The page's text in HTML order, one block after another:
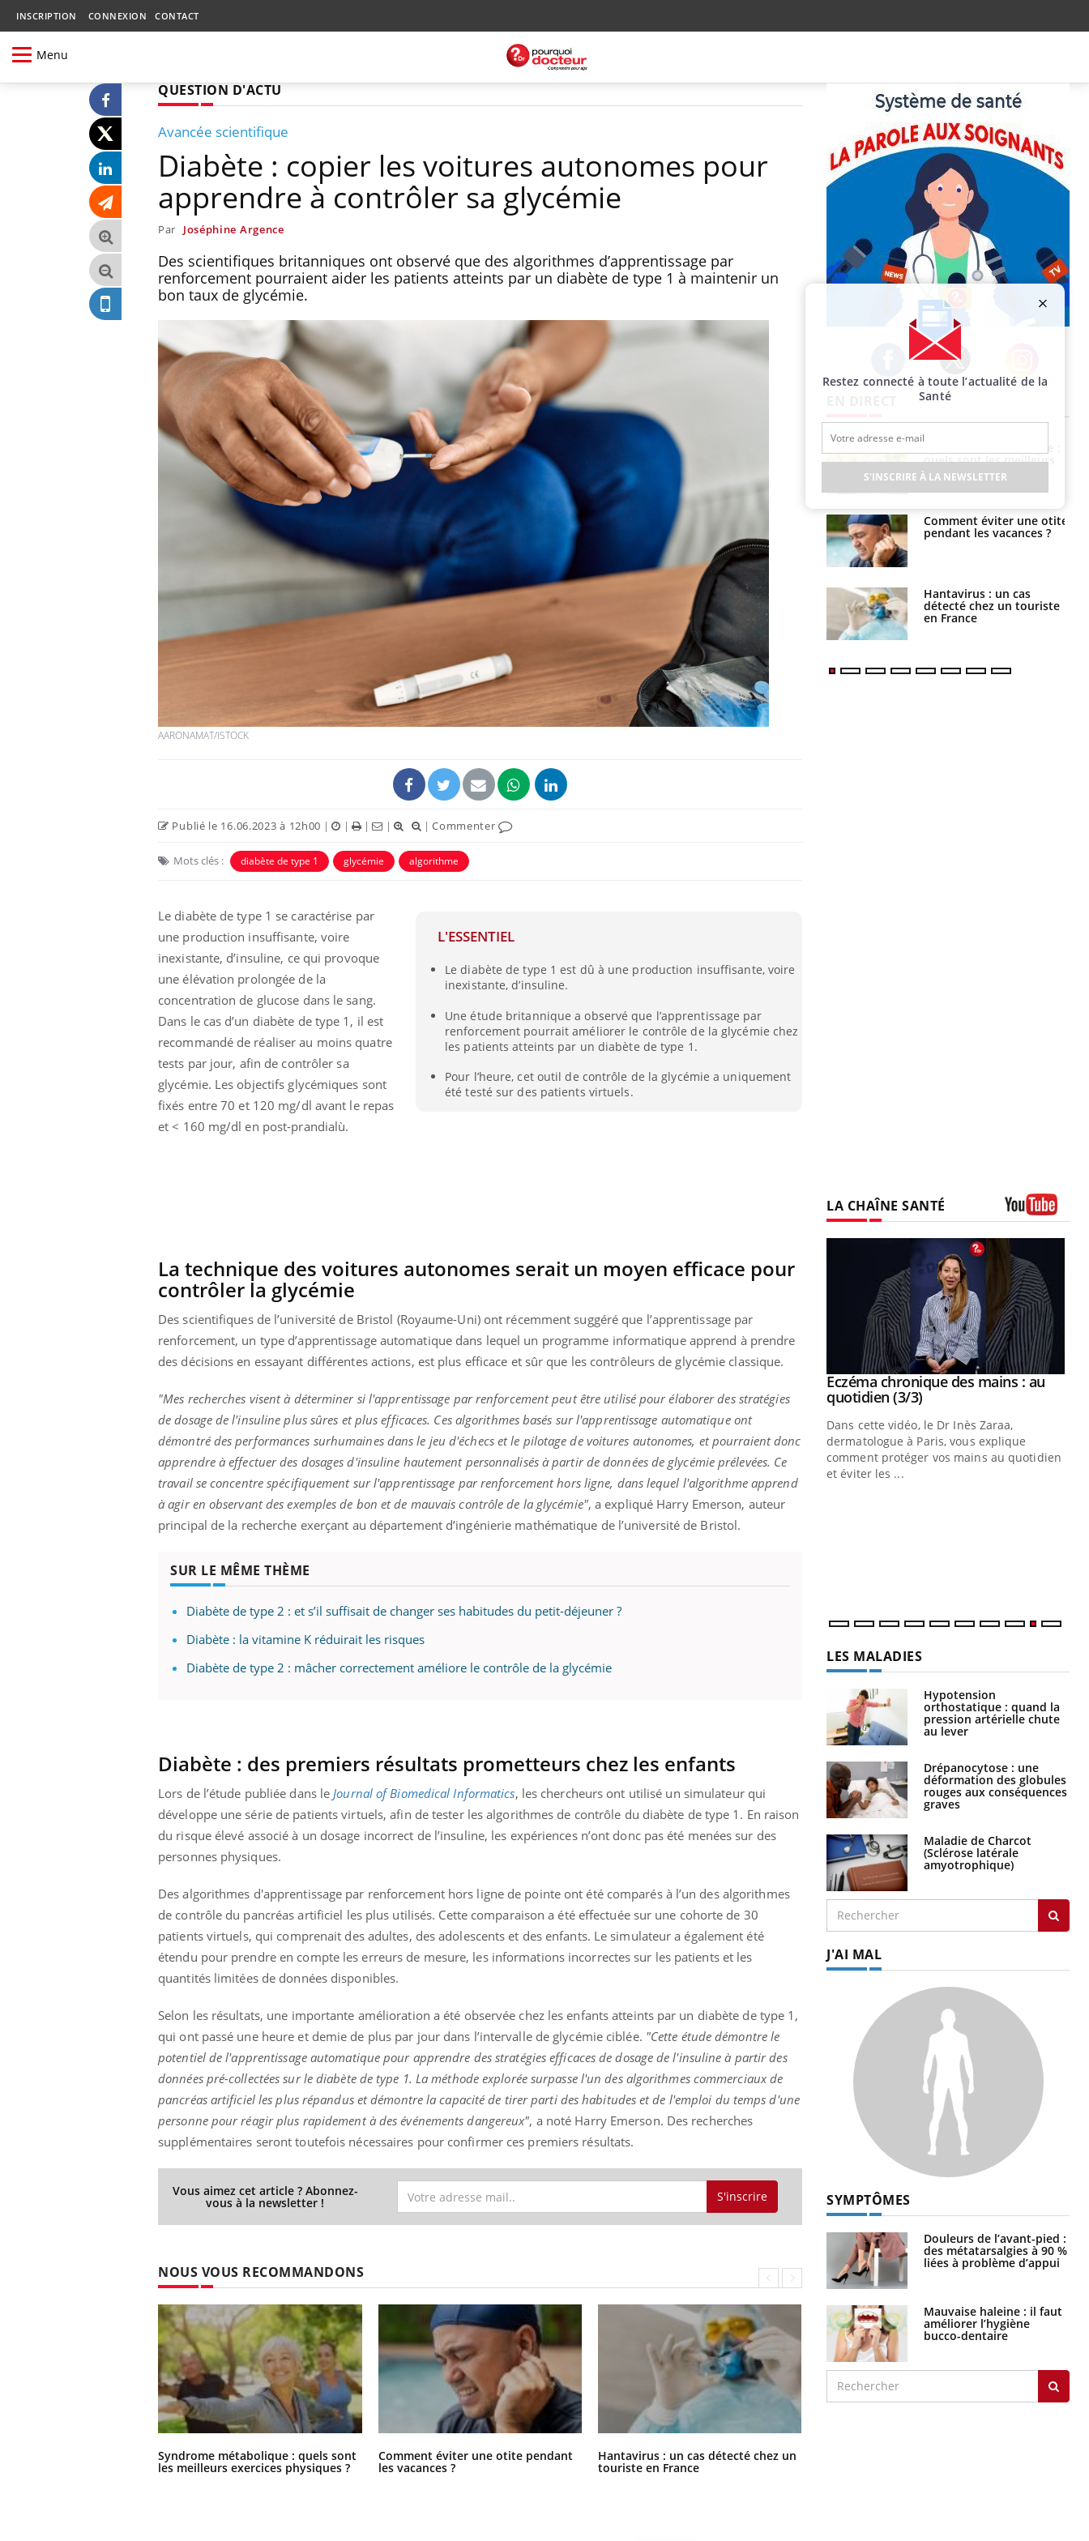
INSCRIPTION CONNEXION CONTACT
Menu
QUESTION D'ACTU
Avancée scientifique
Diabète : copier les voitures autonomes pour
apprendre à contrôler sa glycémie
Par Joséphine Argence
Des scientifiques britanniques ont observé que des algorithmes d’apprentissage par
renforcement pourraient aider les patients atteints par un diabète de type 1 à maintenir un
bon taux de glycémie.
AARONAMAT/ISTOCK
Publié le 16.06.2023 à 12h00 | | | | |Commenter
Mots clés : diabète de type 1 glycémie algorithme
L'ESSENTIEL
Le diabète de type 1 est dû à une production insuffisante, voire
inexistante, d’insuline.
Une étude britannique a observé que l’apprentissage par
renforcement pourrait améliorer le contrôle de la glycémie chez
les patients atteints par un diabète de type 1.
Pour l’heure, cet outil de contrôle de la glycémie a uniquement
été testé sur des patients virtuels.
Le diabète de type 1 se caractérise par
une production insuffisante, voire
inexistante, d’insuline, ce qui provoque
une élévation prolongée de la
concentration de glucose dans le sang.
Dans le cas d’un diabète de type 1, il est
recommandé de réaliser au moins quatre
tests par jour, afin de contrôler sa
glycémie. Les objectifs glycémiques sont
fixés entre 70 et 120 mg/dl avant le repas
et < 160 mg/dl en post-prandialù.
La technique des voitures autonomes serait un moyen efficace pour
contrôler la glycémie
Des scientifiques de l’université de Bristol (Royaume-Uni) ont récemment suggéré que l’apprentissage par
renforcement, un type d’apprentissage automatique dans lequel un programme informatique apprend à prendre
des décisions en essayant différentes actions, est plus efficace et sûr que les contrôleurs de glycémie classique.
"Mes recherches visent à déterminer si l'apprentissage par renforcement peut être utilisé pour élaborer des stratégies
de dosage de l'insuline plus sûres et plus efficaces. Ces algorithmes basés sur l'apprentissage automatique ont
démontré des performances surhumaines dans le jeu d'échecs et le pilotage de voitures autonomes, et pourraient donc
apprendre à effectuer des dosages d'insuline hautement personnalisés à partir de données de glycémie prélevées. Ce
travail se concentre spécifiquement sur l'apprentissage par renforcement hors ligne, dans lequel l'algorithme apprend
à agir en observant des exemples de bon et de mauvais contrôle de la glycémie", a expliqué Harry Emerson, auteur
principal de la recherche exerçant au département d’ingénierie mathématique de l’université de Bristol.
SUR LE MÊME THÈME
Diabète de type 2 : et s’il suffisait de changer ses habitudes du petit-déjeuner ?
Diabète : la vitamine K réduirait les risques
Diabète de type 2 : mâcher correctement améliore le contrôle de la glycémie
Diabète : des premiers résultats prometteurs chez les enfants
Lors de l’étude publiée dans leJournal of Biomedical Informatics, les chercheurs ont utilisé un simulateur qui
développe une série de patients virtuels, afin de tester les algorithmes de contrôle du diabète de type 1. En raison
du risque élevé associé à un dosage incorrect de l’insuline, les expériences n’ont donc pas été menées sur des
personnes physiques.
Des algorithmes d'apprentissage par renforcement hors ligne de pointe ont été comparés à l’un des algorithmes
de contrôle du pancréas artificiel les plus utilisés. Cette comparaison a été effectuée sur une cohorte de 30
patients virtuels, qui comprenait des adultes, des adolescents et des enfants. Le simulateur a également été
étendu pour prendre en compte les erreurs de mesure, les informations incorrectes sur les patients et les
quantités limitées de données disponibles.
Selon les résultats, une importante amélioration a été observée chez les enfants atteints par un diabète de type 1,
qui ont passé une heure et demie de plus par jour dans l’intervalle de glycémie ciblée. "Cette étude démontre le
potentiel de l'apprentissage automatique pour apprendre des stratégies efficaces de dosage de l'insuline à partir des
données pré-collectées sur le diabète de type 1. La méthode explorée surpasse l'un des algorithmes commerciaux de
pancréas artificiel les plus répandus et démontre la capacité de tirer parti des habitudes et de l'emploi du temps d'une
personne pour réagir plus rapidement à des événements dangereux", a noté Harry Emerson. Des recherches
supplémentaires seront toutefois nécessaires pour confirmer ces premiers résultats.
Vous aimez cet article ? Abonnez-
vous à la newsletter ! S'inscrire
NOUS VOUS RECOMMANDONS
Syndrome métabolique : quels sont
les meilleurs exercices physiques ?
Comment éviter une otite pendant
les vacances ?
Hantavirus : un cas détecté chez un
touriste en France
Facebook Twitter Instagram
Syndrome métabolique :
quels sont les meilleurs
Hantavirus : un cas
détecté chez un touriste
en France
rapport s’interroge sur
son taux élevé en France
Grossesse à risque : ce jus
naturel attire l'attention
des chercheurs
Comment oublier les
écrans en vacances ?
LA CHAÎNE SANTÉ
nouveau rendez-vous culinaire qui
bouscule les idées reçues ! Dans cet
épisode, une ...
être globalYoutube
"Les rendez-vous de la santé et de la
qualité de vie au travail" de Pourquoi
Docteur reçoivent Régis Blugeon, DRH et
quotidien (3/3)Youtube
Dans cette vidéo, le Dr Inès Zaraa,
dermatologue à Paris, vous explique
comment protéger vos mains au quotidien
Youtube
Eczéma chronique des mains : les
symptômes (2/3)
Une plaque rouge qui gratte, une peau
sèche qui tiraille, une démangeaison
persistante… Et si ce n'était pas juste une
irritation ...
pression artérielle chute
Drépanocytose : une
déformation des globules
rouges aux conséquences
graves
(Sclérose latérale
amyotrophique)
J'AI MAL
SYMPTÔMES
Douleurs de l’avant-pied :
des métatarsalgies à 90 %
liées à problème d’appui
Mauvaise haleine : il faut
améliorer l’hygiène
bucco-dentaire
Restez connecté à toute l’actualité de la
Santé
S'INSCRIRE À LA NEWSLETTER